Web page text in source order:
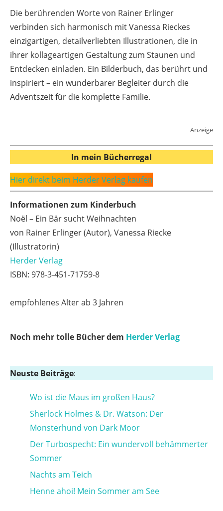
Die berührenden Worte von Rainer Erlinger
verbinden sich harmonisch mit Vanessa Rieckes
einzigartigen, detailverliebten Illustrationen, die in
ihrer kollageartigen Gestaltung zum Staunen und
Entdecken einladen. Ein Bilderbuch, das berührt und
inspiriert – ein wunderbarer Begleiter durch die
Adventszeit für die komplette Familie.
Anzeige
In mein Bücherregal
Hier direkt beim Herder Verlag kaufen
Informationen zum Kinderbuch
Noël – Ein Bär sucht Weihnachten
von Rainer Erlinger (Autor), Vanessa Riecke
(Illustratorin)
Herder Verlag
ISBN: 978-3-451-71759-8
empfohlenes Alter ab 3 Jahren
Noch mehr tolle Bücher dem Herder Verlag
Neuste Beiträge:
Wo ist die Maus im großen Haus?
Sherlock Holmes & Dr. Watson: Der
Monsterhund von Dark Moor
Der Turbospecht: Ein wundervoll behämmerter
Sommer
Nachts am Teich
Henne ahoi! Mein Sommer am See